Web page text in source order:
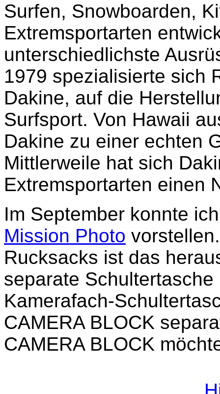
Surfen, Snowboarden,
Extremsportarten
unterschiedlichste
1979 spezialisierte sich
Dakine, auf die
Surfsport. Von Hawaii
Dakine zu einer echten
Mittlerweile hat sich
Extremsportarten einen
Im September konnte
Mission Photo
Rucksacks ist das
separate
Kamerafach-
CAMERA BLOCK
CAMERA BLOCK